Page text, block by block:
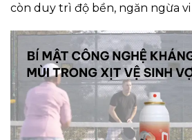
còn duy trì độ bền, ngăn ngừa